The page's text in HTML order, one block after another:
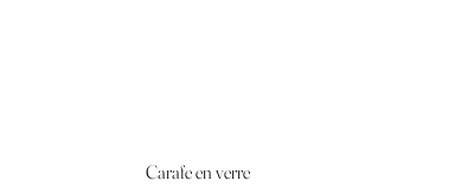
Carafe en verre